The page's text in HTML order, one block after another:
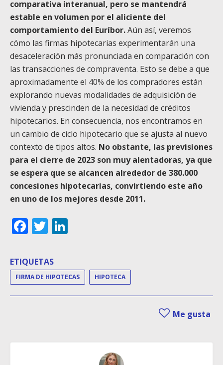
comparativa interanual, pero se mantendrá
estable en volumen por el aliciente del
comportamiento del Euríbor.Aún así, veremos
cómo las firmas hipotecarias experimentarán una
desaceleración más pronunciada en comparación con
las transacciones de compraventa. Esto se debe a que
aproximadamente el 40% de los compradores están
explorando nuevas modalidades de adquisición de
vivienda y prescinden de la necesidad de créditos
hipotecarios. En consecuencia, nos encontramos en
un cambio de ciclo hipotecario que se ajusta al nuevo
contexto de tipos altos. No obstante, las previsiones
para el cierre de 2023 son muy alentadoras, ya que
se espera que se alcancen alrededor de 380.000
concesiones hipotecarias, convirtiendo este año
en uno de los mejores desde 2011.
Facebook
Twitter
ETIQUETAS
FIRMA DE HIPOTECAS HIPOTECA
Me gusta